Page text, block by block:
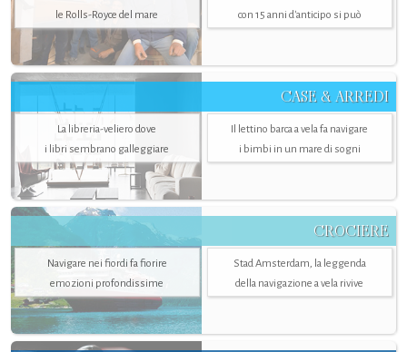
le Rolls-Royce del mare
con 15 anni d'anticipo si può
CASE & ARREDI
La libreria-veliero dove
i libri sembrano galleggiare
Il lettino barca a vela fa navigare
i bimbi in un mare di sogni
CROCIERE
Navigare nei fiordi fa fiorire
emozioni profondissime
Stad Amsterdam, la leggenda
della navigazione a vela rivive